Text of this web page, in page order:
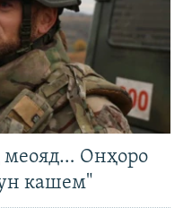
меояд… Онҳоро
кашем"